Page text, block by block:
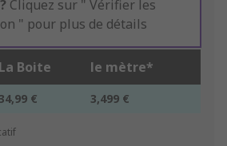
Cliquez sur " Vérifier les
" pour plus de détails
La Boite le mètre*
€ 3,499 €